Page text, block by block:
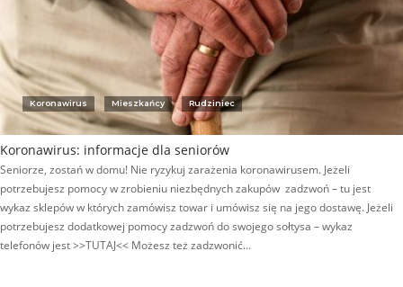
Koronawirus Mieszkańcy Rudziniec
Koronawirus: informacje dla seniorów
Seniorze, zostań w domu! Nie ryzykuj zarażenia koronawirusem. Jeżeli
potrzebujesz pomocy w zrobieniu niezbędnych zakupów zadzwoń – tu jest
wykaz sklepów w których zamówisz towar i umówisz się na jego dostawę. Jeżeli
potrzebujesz dodatkowej pomocy zadzwoń do swojego sołtysa – wykaz
telefonów jest >>TUTAJ<< Możesz też zadzwonić…